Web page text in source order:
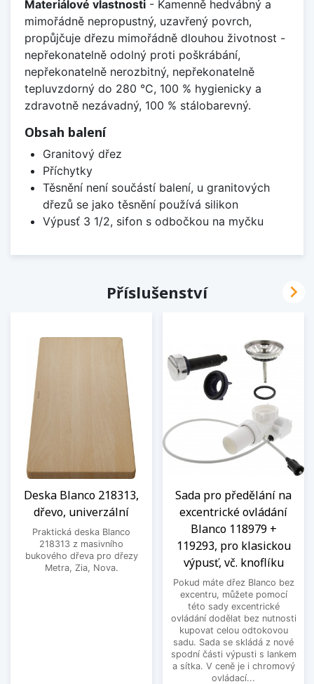
Materiálové vlastnosti - Kamenně hedvábný a
mimořádně nepropustný, uzavřený povrch,
propůjčuje dřezu mimořádně dlouhou životnost -
nepřekonatelně odolný proti poškrábání,
nepřekonatelně nerozbitný, nepřekonatelně
tepluvzdorný do 280 °C, 100 % hygienicky a
zdravotně nezávadný, 100 % stálobarevný.
Obsah balení
Granitový dřez
Příchytky
Těsnění není součástí balení, u granitových
dřezů se jako těsnění používá silikon
Výpusť 3 1/2, sifon s odbočkou na myčku
Příslušenství
Deska Blanco 218313,
dřevo, univerzální
Praktická deska Blanco
218313 z masivního
bukového dřeva pro dřezy
Metra, Zia, Nova.
Sada pro předělání na
excentrické ovládání
Blanco 118979 +
119293, pro klasickou
výpusť, vč. knoflíku
Pokud máte dřez Blanco bez
excentru, můžete pomocí
této sady excentrické
ovládání dodělat bez nutnosti
kupovat celou odtokovou
sadu. Sada se skládá z nové
spodní části výpusti s lankem
a sítka. V ceně je i chromový
ovládací...
